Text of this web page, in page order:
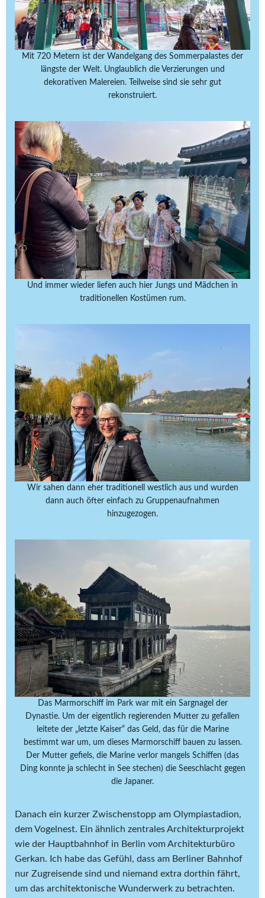
Mit 720 Metern ist der Wandelgang des Sommerpalastes der
längste der Welt. Unglaublich die Verzierungen und
dekorativen Malereien. Teilweise sind sie sehr gut
rekonstruiert.
Und immer wieder liefen auch hier Jungs und Mädchen in
traditionellen Kostümen rum.
Wir sahen dann eher traditionell westlich aus und wurden
dann auch öfter einfach zu Gruppenaufnahmen
hinzugezogen.
Das Marmorschiff im Park war mit ein Sargnagel der
Dynastie. Um der eigentlich regierenden Mutter zu gefallen
leitete der „letzte Kaiser“ das Geld, das für die Marine
bestimmt war um, um dieses Marmorschiff bauen zu lassen.
Der Mutter gefiels, die Marine verlor mangels Schiffen (das
Ding konnte ja schlecht in See stechen) die Seeschlacht gegen
die Japaner.
Danach ein kurzer Zwischenstopp am Olympiastadion,
dem Vogelnest. Ein ähnlich zentrales Architekturprojekt
wie der Hauptbahnhof in Berlin vom Architekturbüro
Gerkan. Ich habe das Gefühl, dass am Berliner Bahnhof
nur Zugreisende sind und niemand extra dorthin fährt,
um das architektonische Wunderwerk zu betrachten.